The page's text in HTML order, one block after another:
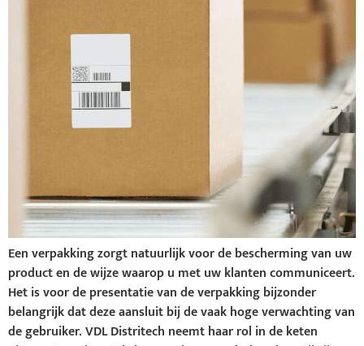
Een verpakking zorgt natuurlijk voor de bescherming van uw
product en de wijze waarop u met uw klanten communiceert.
Het is voor de presentatie van de verpakking bijzonder
belangrijk dat deze aansluit bij de vaak hoge verwachting van
de gebruiker. VDL Distritech neemt haar rol in de keten